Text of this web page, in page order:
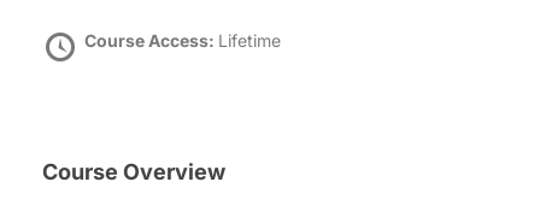
Course Access: Lifetime
Course Overview